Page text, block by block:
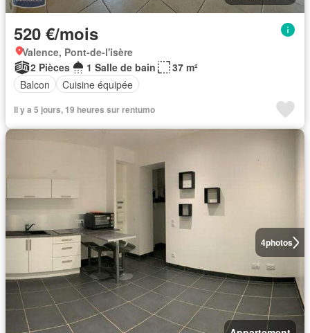
520 €/mois
Valence, Pont-de-l'isère
2 Pièces
1 Salle de bain
37 m²
Balcon
Cuisine équipée
Il y a 5 jours, 19 heures sur rentumo
4photos